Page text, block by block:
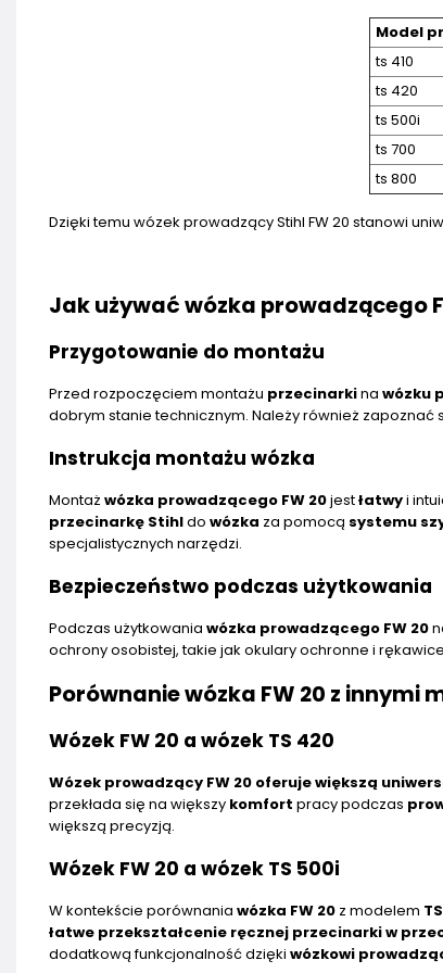
Model
ts 410
ts 420
ts 500i
ts 700
ts 800
Dzięki temu wózek prowadzący Stihl FW 20 stanowi
Jak używać wózka prowadzącego
Przygotowanie do montażu
Przed rozpoczęciem montażu przecinarkina wózku
dobrym stanie technicznym. Należy również zapoznać
Instrukcja montażu wózka
Montaż wózka prowadzącego FW 20jestłatwyi
przecinarkę Stihldo wózka za pomocą systemu
specjalistycznych narzędzi.
Bezpieczeństwo podczas użytkowania
Podczas użytkowania wózka prowadzącego FW 20
ochrony osobistej, takie jak okulary ochronne i
Porównanie wózka FW 20 z innymi
Wózek FW 20 a wózek TS 420
Wózek prowadzący FW 20 oferuje większą
przekłada się na większy komfort pracy podczas
większą precyzją.
Wózek FW 20 a wózek TS 500i
W kontekście porównania wózka FW 20 z modelem
łatwe przekształcenie ręcznej przecinarki w
dodatkową funkcjonalność dzięki wózkowi